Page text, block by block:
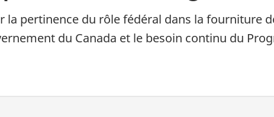
pertinence du rôle fédéral dans la fourniture
du Canada et le besoin continu du